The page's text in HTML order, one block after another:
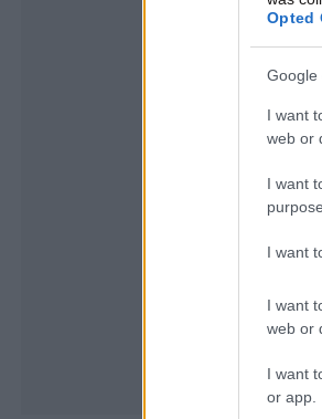
Opted
Google
I want
web or
I want
I want
I want
web or
I want
or app.